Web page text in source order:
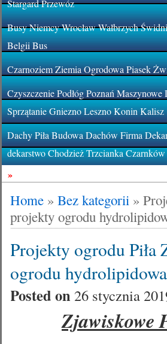
Stargard Przewóz
Busy Niemcy Wrocław Wałbrzych
Belgii Bus
Czarnoziem Ziemia Ogrodowa Piasek
Czyszczenie Podłóg Poznań
Sprzątanie Gniezno Leszno Konin Kalisz
Dachy Piła Budowa Dachów Firma
dekarstwo Chodzież Trzcianka Czarnków
»
Home »Bez kategorii »
projekty ogrodu
Projekty ogrodu
ogrodu hydrolipidowa
Posted on26 stycznia
Zjawiskowe